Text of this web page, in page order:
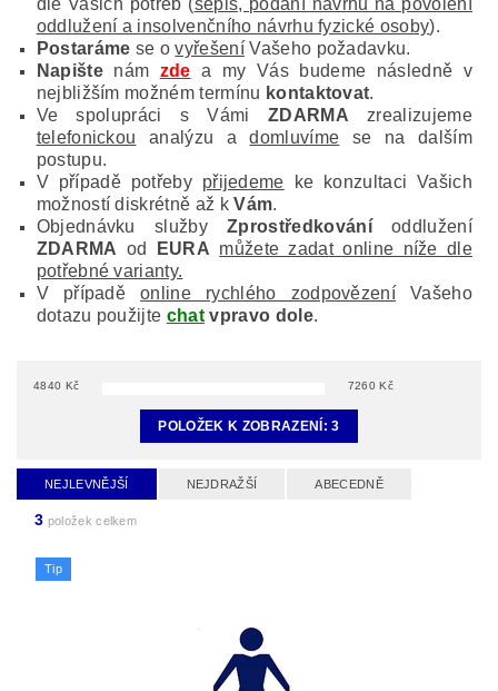
dle Vašich potřeb (sepis, podání návrhu na povolení
oddlužení a insolvenčního návrhu fyzické osoby).
Postaráme se ovyřešeníVašeho požadavku.
Napištenám zde a my Vás budeme následně v
nejbližším možném termínu kontaktovat.
Ve spolupráci s Vámi ZDARMA zrealizujeme
telefonickou analýzu adomluvíme se na dalším
postupu.
V případě potřeby přijedeme ke konzultaci Vašich
možností diskrétně až kVám.
Objednávku služby
Zprostředkováníoddlužení
ZDARMA od EURA můžete zadat online níže dle
potřebné varianty.
V případěonline rychlého zodpovězení Vašeho
dotazu použijte chatvpravo dole.
4840 Kč 7260 Kč
POLOŽEK K ZOBRAZENÍ:3
NEJLEVNĚJŠÍ NEJDRAŽŠÍ ABECEDNĚ
3 položek celkem
Tip